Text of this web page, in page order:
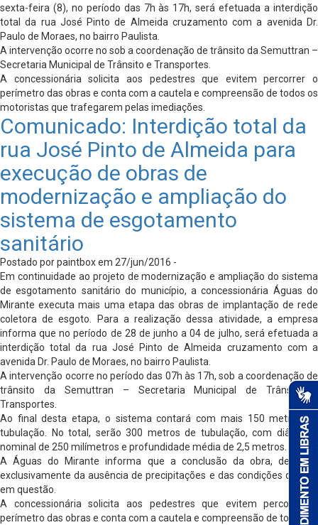
sexta-feira (8), no período das 7h às 17h, será efetuada a interdição
total da rua José Pinto de Almeida cruzamento com a avenida Dr.
Paulo de Moraes, no bairro Paulista.
A intervenção ocorre no sob a coordenação de trânsito da Semuttran –
Secretaria Municipal de Trânsito e Transportes.
A concessionária solicita aos pedestres que evitem percorrer o
perímetro das obras e conta com a cautela e compreensão de todos os
motoristas que trafegarem pelas imediações.
Comunicado: Interdição total da
rua José Pinto de Almeida para
execução de obras de
modernização e ampliação do
sistema de esgotamento
sanitário
Postado por paintbox em 27/jun/2016 -
Em continuidade ao projeto de modernização e ampliação do sistema
de esgotamento sanitário do município, a concessionária Águas do
Mirante executa mais uma etapa das obras de implantação de rede
coletora de esgoto. Para a realização dessa atividade, a empresa
informa que no período de 28 de junho a 04 de julho, será efetuada a
interdição total da rua José Pinto de Almeida cruzamento com a
avenida Dr. Paulo de Moraes, no bairro Paulista.
A intervenção ocorre no período das 07h às 17h, sob a coordenação de
trânsito da Semuttran – Secretaria Municipal de Trânsito e
Transportes.
Ao final desta etapa, o sistema contará com mais 150 metros de
tubulação. No total, serão 300 metros de tubulação, com diâmetro
nominal de 250 milímetros e profundidade média de 2,5 metros.
A Águas do Mirante informa que a conclusão da obra, depende
exclusivamente da ausência de precipitações e das condições do solo
em questão.
A concessionária solicita aos pedestres que evitem percorrer o
perímetro das obras e conta com a cautela e compreensão de todos os